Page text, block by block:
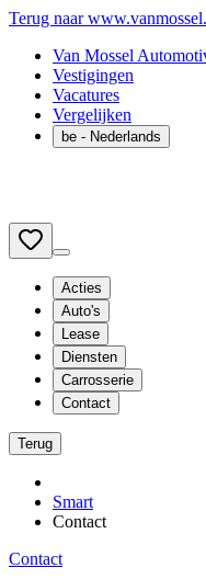
Terug naar
Van Mossel
Vestigingen
Vacatures
Vergelijken
be - Nederlands
Acties
Auto's
Lease
Diensten
Carrosserie
Contact
Terug
Smart
Contact
Contact